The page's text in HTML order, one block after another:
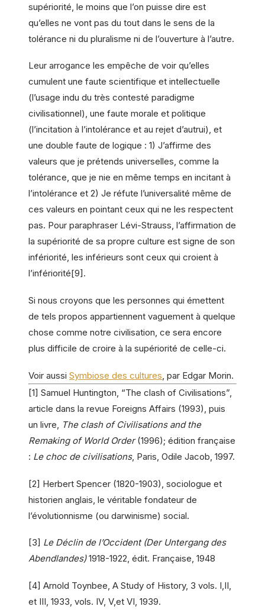
supériorité, le moins que l’on puisse dire est
qu’elles ne vont pas du tout dans le sens de la
tolérance ni du pluralisme ni de l’ouverture à l’autre.
Leur arrogance les empêche de voir qu’elles
cumulent une faute scientifique et intellectuelle
(l’usage indu du très contesté paradigme
civilisationnel), une faute morale et politique
(l’incitation à l’intolérance et au rejet d’autrui), et
une double faute de logique : 1) J’affirme des
valeurs que je prétends universelles, comme la
tolérance, que je nie en même temps en incitant à
l’intolérance et 2) Je réfute l’universalité même de
ces valeurs en pointant ceux qui ne les respectent
pas. Pour paraphraser Lévi-Strauss, l’affirmation de
la supériorité de sa propre culture est signe de son
infériorité, les inférieurs sont ceux qui croient à
l’infériorité[9].
Si nous croyons que les personnes qui émettent
de tels propos appartiennent vaguement à quelque
chose comme notre civilisation, ce sera encore
plus difficile de croire à la supériorité de celle-ci.
Voir aussi Symbiose des cultures , par Edgar Morin.
[1] Samuel Huntington, “The clash of Civilisations”,
article dans la revue Foreigns Affairs (1993), puis
un livre,
The clash of Civilisations and the
Remaking of World Order(1996); édition française
: Le choc de civilisations, Paris, Odile Jacob, 1997.
[2] Herbert Spencer (1820-1903), sociologue et
historien anglais, le véritable fondateur de
l’évolutionnisme (ou darwinisme) social.
[3] Le Déclin de l’Occident (Der Untergang des
Abendlandes)1918-1922, édit. Française, 1948
[4] Arnold Toynbee, A Study of History, 3 vols. I,II,
et III, 1933, vols. IV, V,et VI, 1939.